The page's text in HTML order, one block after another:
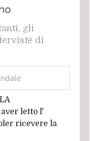
gli
di
letto l'
ricevere la